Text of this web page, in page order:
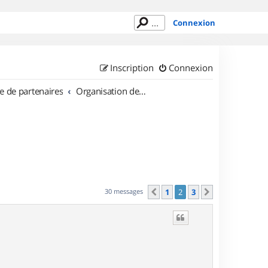
Connexion
Connexion
Inscription
de partenaires Organisation de sorties en région Languedoc Roussillon
30 messages Précédent
1 2 3